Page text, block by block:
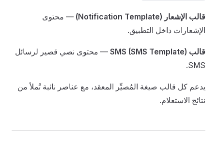
قالب الإشعار (Notification Template)
— محتوى
الإشعارات داخل التطبيق.
قالب SMS (SMS Template)
— محتوى نصي قصير لرسائل
SMS.
يدعم كل قالب صيغة المُصيِّر المعقد، مع عناصر نائبة تُملأ من
نتائج الاستعلام.